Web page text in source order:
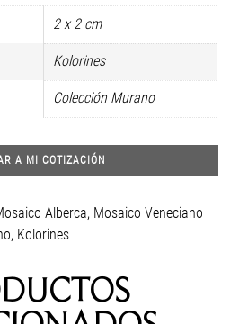
2 x 2 cm
Kolorines
Colección Murano
A MI COTIZACIÓN
Alberca, Mosaico Veneciano
, Kolorines